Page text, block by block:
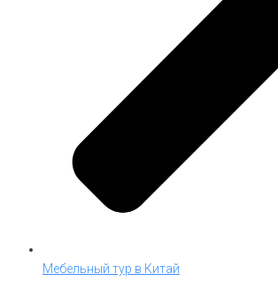
Мебельный тур в Китай